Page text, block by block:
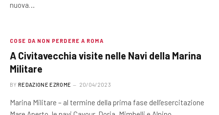
nuova…
COSE DA NON PERDERE A ROMA
A Civitavecchia visite nelle Navi della Marina
Militare
BY REDAZIONE EZROME 20/04/2023
Marina Militare – al termine della prima fase dell’esercitazione